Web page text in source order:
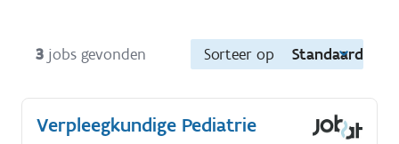
3 jobs gevonden Sorteer op Standaard
Verpleegkundige Pediatrie